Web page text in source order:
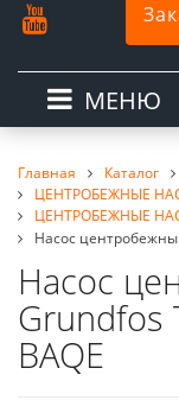
МЕНЮ
Главная Каталог
ЦЕНТРОБЕЖНЫЕ
ЦЕНТРОБЕЖНЫЕ
Насос
Насос
Grundfos
BAQE